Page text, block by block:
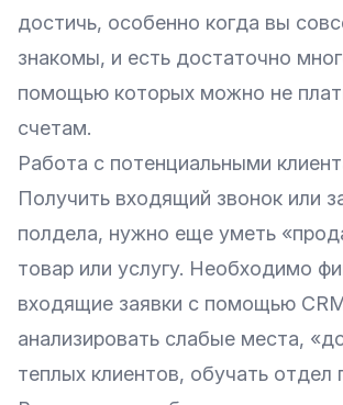
достичь, особенно когда вы
знакомы, и есть достаточно
помощью которых можно не
счетам.
Работа с потенциальными
Получить входящий звонок или
полдела, нужно еще уметь
товар или услугу. Необходимо
входящие заявки с помощью
анализировать слабые места,
теплых клиентов, обучать отдел